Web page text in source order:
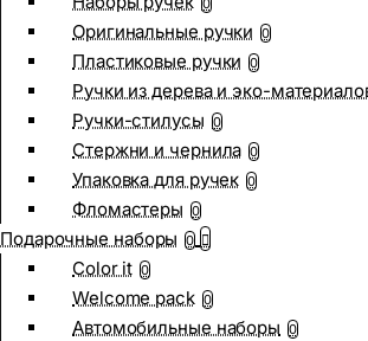
0
Оригинальные ручки 0
Пластиковые ручки 0
Ручки из дерева и эко-
Ручки-стилусы 0
Стержни и чернила 0
Упаковка для ручек 0
Фломастеры 0
Подарочные наборы 0
Color it 0
Welcome pack 0
Автомобильные наборы 0